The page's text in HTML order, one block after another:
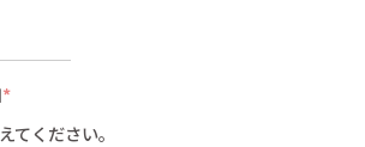
*
てください。